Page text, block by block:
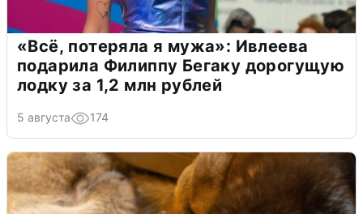
«Всё, потеряла я мужа»: Ивлеева
подарила Филиппу Бегаку дорогущую
лодку за 1,2 млн рублей
5 августа 174